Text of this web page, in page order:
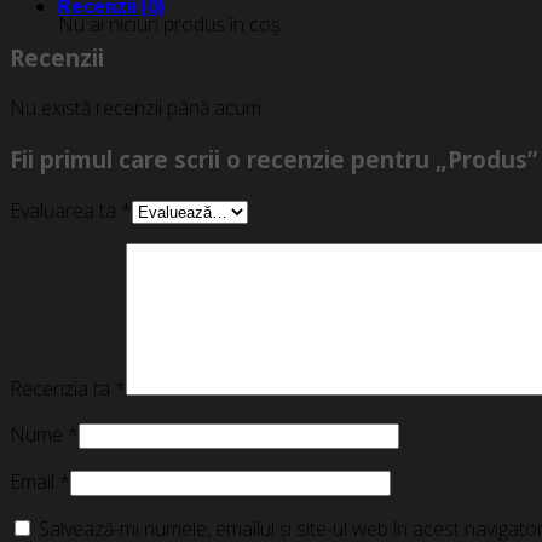
Nu ai niciun produs în coș.
Recenzii (0)
Recenzii
Nu există recenzii până acum.
Fii primul care scrii o recenzie pentru „Produs”
Evaluarea ta *
Recenzia ta *
Nume *
Email *
Salvează-mi numele, emailul și site-ul web în acest